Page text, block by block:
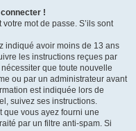
!
mot de passe. S’ils sont
indiqué avoir moins de 13 ans
les instructions reçues par
que toute nouvelle
ou par un administrateur avant
est indiquée lors de
suivez ses instructions.
que vous ayez fourni une
par un filtre anti-spam. Si